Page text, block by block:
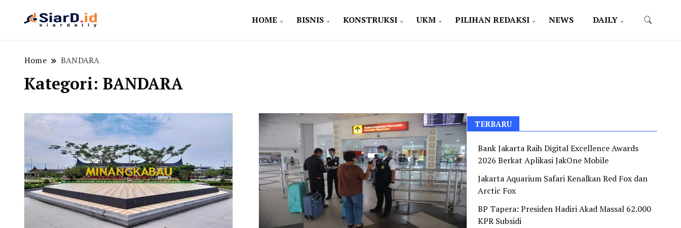
HOME BISNIS KONSTRUKSI UKM PILIHAN REDAKSI NEWS DAILY
Home BANDARA
Kategori: BANDARA
TERBARU
Bank Jakarta Raih Digital Excellence Awards
2026 Berkat Aplikasi JakOne Mobile
Jakarta Aquarium Safari Kenalkan Red Fox dan
Arctic Fox
BP Tapera: Presiden Hadiri Akad Massal 62.000
KPR Subsidi